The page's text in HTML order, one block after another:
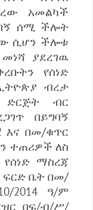
አመልካች
ሰሚ ችሎት
ሲሆን ችሎቱ
ያደረገዉ
የሰነድ
ብረታ
ድርጅት ብር
በይግባኝ
እና በመ/ቁጥር
ተጠሪዎች ለስ
ማስረጃ
ቤት በመ/
2014 ዓ/ም
በፍ/ብ/ሥ/